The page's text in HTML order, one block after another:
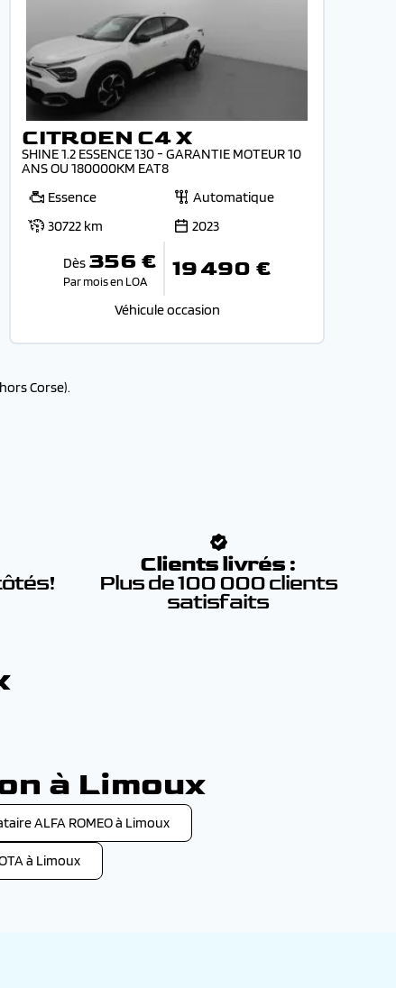
CITROEN C4 X
SHINE 1.2 ESSENCE 130 - GARANTIE MOTEUR 10
ANS OU 180000KM EAT8
Essence
Automatique
30722 km
2023
Dès 356 €
Par mois en LOA 19 490 €
Véhicule occasion
Corse).
Clients livrés :
Plus de 100 000 clients
satisfaits
à Limoux
ALFA ROMEO à Limoux
à Limoux